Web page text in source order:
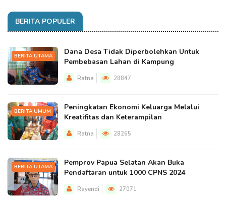
BERITA POPULER
BERITA UTAMA
Dana Desa Tidak Diperbolehkan Untuk
Pembebasan Lahan di Kampung
Ratna 28847
BERITA UMUM
Peningkatan Ekonomi Keluarga Melalui
Kreatifitas dan Keterampilan
Ratna 28265
BERITA UTAMA
Pemprov Papua Selatan Akan Buka
Pendaftaran untuk 1000 CPNS 2024
Rayendi 27071